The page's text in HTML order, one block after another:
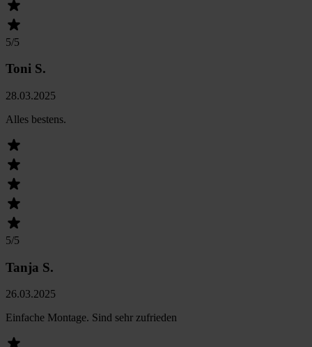
5/5
Toni S.
28.03.2025
Alles bestens.
5/5
Tanja S.
26.03.2025
Einfache Montage. Sind sehr zufrieden